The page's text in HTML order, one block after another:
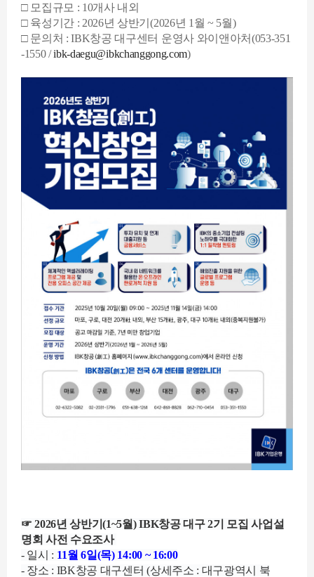
□ 모집규모 : 10개사 내외
□ 육성기간 : 2026년 상반기(2026년 1월 ~ 5월)
□ 문의처 : IBK창공 대구센터 운영사 와이앤아처(053-351
-1550 /ibk-daegu@ibkchanggong.com)
☞ 2026년 상반기(1~5월) IBK창공 대구 2기 모집 사업설
명회 사전 수요조사
- 일시 : 11월 6일(목) 14:00 ~ 16:00
- 장소 : IBK창공 대구센터 (상세주소 : 대구광역시 북